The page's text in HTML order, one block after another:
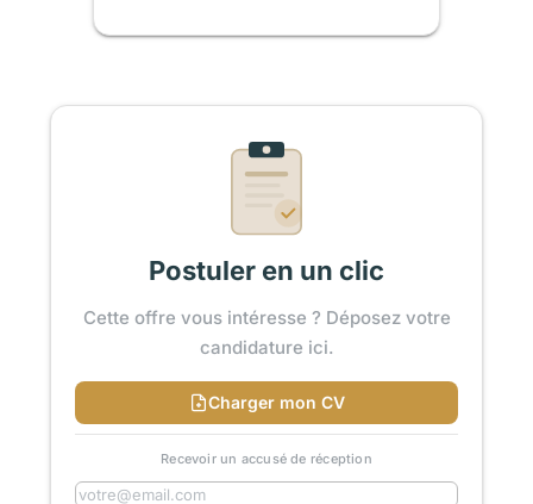
Postuler en un clic
Cette offre vous intéresse ? Déposez votre
candidature ici.
Charger mon CV
Recevoir un accusé de réception